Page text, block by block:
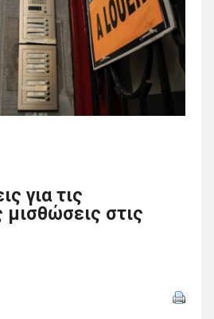
για τις
μισθώσεις στις